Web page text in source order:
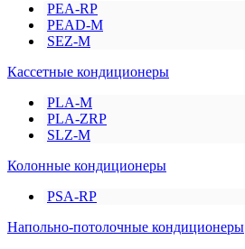
PEA-RP
PEAD-M
SEZ-M
Кассетные кондиционеры
PLA-M
PLA-ZRP
SLZ-M
Колонные кондиционеры
PSA-RP
Напольно-потолочные кондиционеры